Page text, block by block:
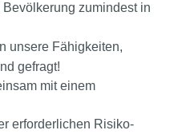
zumindest in
unsere Fähigkeiten,
gefragt!
mit einem
erforderlichen Risiko-